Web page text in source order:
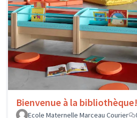
Bienvenue à la bibliothèque!
Ecole Maternelle Marceau Courier